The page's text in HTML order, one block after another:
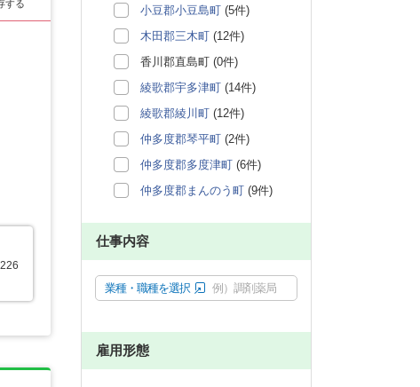
する
小豆郡小豆島町 (5件)
木田郡三木町 (12件)
香川郡直島町 (0件)
綾歌郡宇多津町 (14件)
綾歌郡綾川町 (12件)
仲多度郡琴平町 (2件)
仲多度郡多度津町 (6件)
仲多度郡まんのう町 (9件)
仕事内容
業種・職種を選択 例）調剤薬局
雇用形態